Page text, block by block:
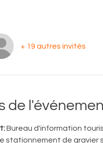
+ 19 autres invités
de
Bureau d'information
stationnement de gravier